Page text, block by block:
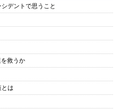
デントで思うこと
救うか
は